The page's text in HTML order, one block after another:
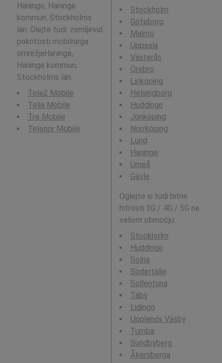
Haninge, Haninge
kommun, Stockholms
län. Glejte tudi: zemljevid
pokritosti mobilnega
omrežjaHaninge,
Haninge kommun,
Stockholms län.
Tele2 Mobile
Telia Mobile
Tre Mobile
Telenor Mobile
Stockholm
Göteborg
Malmö
Uppsala
Västerås
Örebro
Linköping
Helsingborg
Huddinge
Jönköping
Norrköping
Lund
Haninge
Umeå
Gävle
Oglejte si tudi bitne
hitrosti 3G / 4G / 5G na
vašem območju:
Stockholm
Huddinge
Solna
Södertälje
Sollentuna
Täby
Lidingö
Upplands Väsby
Tumba
Sundbyberg
Åkersberga